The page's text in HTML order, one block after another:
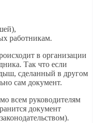
работникам.
в организации
Так что если
сделанный в другом
сам документ.
всем руководителям
документ